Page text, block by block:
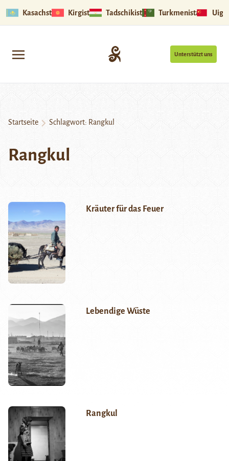
Kasachstan Kirgistan Tadschikistan Turkmenistan
Unterstützt uns
Startseite Schlagwort: Rangkul
Rangkul
Kräuter für das Feuer
Lebendige Wüste
Rangkul